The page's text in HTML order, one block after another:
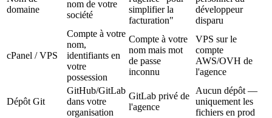
domaine
nom de votre
société
simplifier la
facturation"
développeur
disparu
cPanel / VPS
Compte à votre
nom,
identifiants en
votre
possession
Compte à votre
nom mais mot
de passe
inconnu
VPS sur le
compte
AWS/OVH de
l'agence
Dépôt Git
GitHub/GitLab
dans votre
organisation
GitLab privé de
l'agence
Aucun dépôt —
uniquement les
fichiers en prod